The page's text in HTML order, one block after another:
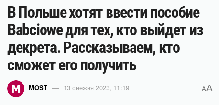
В Польше хотят ввести пособие
Babciowe для тех, кто выйдет из
декрета. Рассказываем, кто
сможет его получить
MOST 13 снежня 2023, 11:19 AA